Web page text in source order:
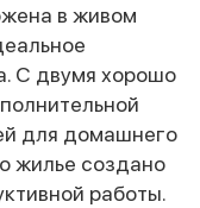
в живом
С двумя хорошо
для домашнего
жилье создано
работы.